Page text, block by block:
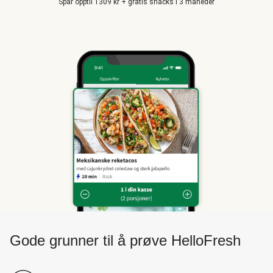
Gode grunner til å prøve HelloFresh